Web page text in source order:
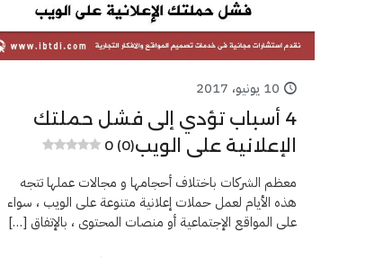
10 يونيو، 2017
4 أسباب تؤدي إلى فشل حملتك
الإعلانية على الويب0 (0)
معظم الشركات باختلاف أحجامها و مجالات عملها تتجه
هذه الأيام لعمل حملات إعلانية متنوعة على الويب ، سواء
على المواقع الإجتماعية أو منصات المحتوى ، بالإتفاق […]